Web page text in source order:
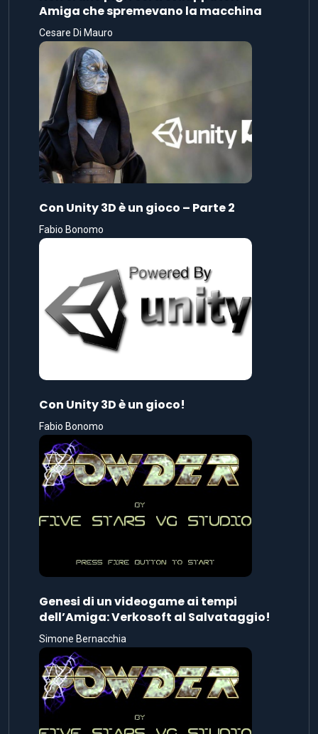
Amiga che spremevano la macchina
Cesare Di Mauro
Con Unity 3D è un gioco – Parte 2
Fabio Bonomo
Con Unity 3D è un gioco!
Fabio Bonomo
Genesi di un videogame ai tempi
dell’Amiga: Verkosoft al Salvataggio!
Simone Bernacchia